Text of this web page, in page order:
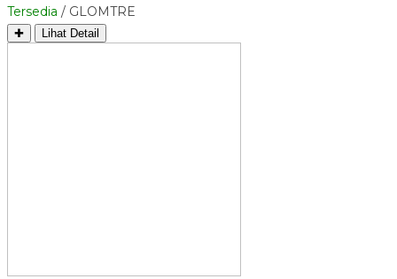
Tersedia / GLOMTRE
✚ Lihat Detail